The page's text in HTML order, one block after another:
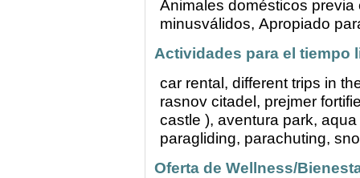
Animales domésticos
minusválidos, Apropiado
Actividades para el tiempo
car rental, different trips in
rasnov citadel, prejmer
castle ), aventura park,
paragliding, parachuting,
Oferta de Wellness/